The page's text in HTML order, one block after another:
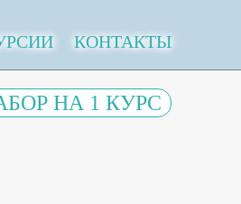
НА 1 КУРС
КОНТАКТЫ